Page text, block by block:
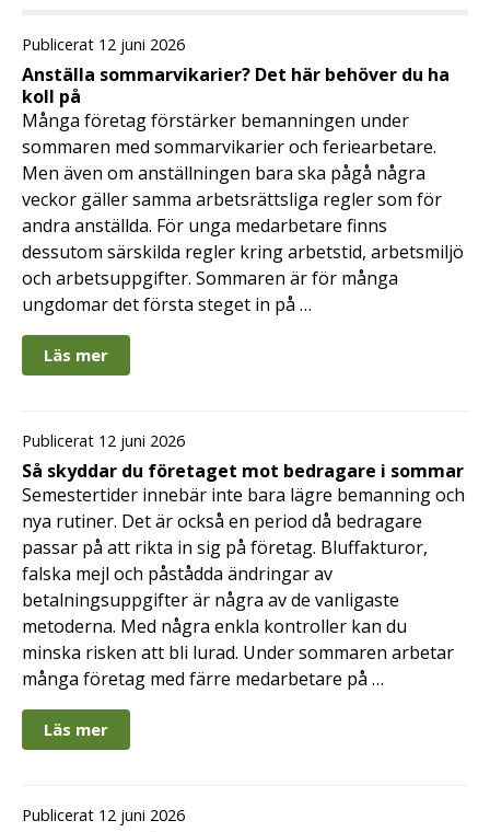
Publicerat 12 juni 2026
Anställa sommarvikarier? Det här behöver du ha
koll på
Många företag förstärker bemanningen under
sommaren med sommarvikarier och feriearbetare.
Men även om anställningen bara ska pågå några
veckor gäller samma arbetsrättsliga regler som för
andra anställda. För unga medarbetare finns
dessutom särskilda regler kring arbetstid, arbetsmiljö
och arbetsuppgifter. Sommaren är för många
ungdomar det första steget in på …
Läs mer
Publicerat 12 juni 2026
Så skyddar du företaget mot bedragare i sommar
Semestertider innebär inte bara lägre bemanning och
nya rutiner. Det är också en period då bedragare
passar på att rikta in sig på företag. Bluffakturor,
falska mejl och påstådda ändringar av
betalningsuppgifter är några av de vanligaste
metoderna. Med några enkla kontroller kan du
minska risken att bli lurad. Under sommaren arbetar
många företag med färre medarbetare på …
Läs mer
Publicerat 12 juni 2026